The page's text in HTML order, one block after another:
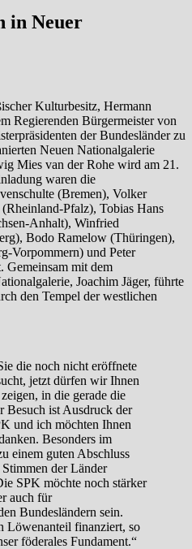
in Neuer
Kulturbesitz, Hermann
Regierenden Bürgermeister von
der Bundesländer zu
Neuen Nationalgalerie
Mies van der Rohe wird am 21.
waren die
(Bremen), Volker
Pfalz), Tobias Hans
Anhalt), Winfried
Bodo Ramelow (Thüringen),
Vorpommern) und Peter
Gemeinsam mit dem
Joachim Jäger, führte
den Tempel der westlichen
die noch nicht eröffnete
jetzt dürfen wir Ihnen
in die gerade die
Besuch ist Ausdruck der
und ich möchten Ihnen
Besonders im
einem guten Abschluss
der Länder
SPK möchte noch stärker
auch für
Bundesländern sein.
Löwenanteil finanziert, so
föderales Fundament.“